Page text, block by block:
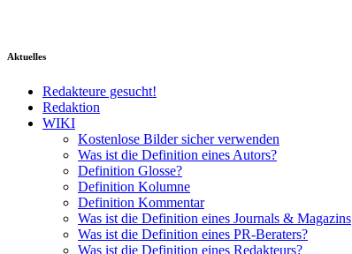
Aktuelles
Redakteure gesucht!
Redaktion
WIKI
Kostenlose Bilder sicher verwenden
Was ist die Definition eines Autors?
Definition Glosse?
Definition Kolumne
Definition Kommentar
Was ist die Definition eines Journals & Magazins
Was ist die Definition eines PR-Beraters?
Was ist die Definition eines Redakteurs?